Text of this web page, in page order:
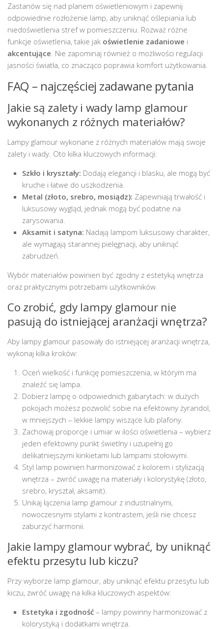
Zastanów się nad planem oświetleniowym i zapewnij
odpowiednie rozłożenie lamp, aby uniknąć oślepiania lub
niedoświetlenia stref w pomieszczeniu. Rozważ różne
funkcje oświetlenia, takie jak oświetlenie zadaniowe i
akcentujące . Nie zapominaj również o możliwości regulacji
jasności światła, co znacząco poprawia komfort użytkowania.
FAQ – najczęściej zadawane pytania
Jakie są zalety i wady lamp glamour
wykonanych z różnych materiałów?
Lampy glamour wykonane z różnych materiałów mają swoje
zalety i wady. Oto kilka kluczowych informacji:
Szkło i kryształy: Dodają elegancji i blasku, ale mogą być
kruche i łatwe do uszkodzenia.
Metal (złoto, srebro, mosiądz): Zapewniają trwałość i
luksusowy wygląd, jednak mogą być podatne na
zarysowania.
Aksamit i satyna: Nadają lampom luksusowy charakter,
ale wymagają starannej pielęgnacji, aby uniknąć
zabrudzeń.
Wybór materiałów powinien być zgodny z estetyką wnętrza
oraz praktycznymi potrzebami użytkowników.
Co zrobić, gdy lampy glamour nie
pasują do istniejącej aranżacji wnętrza?
Aby lampy glamour pasowały do istniejącej aranżacji wnętrza,
wykonaj kilka kroków:
Oceń wielkość i funkcję pomieszczenia, w którym ma
znaleźć się lampa.
Dobierz lampę o odpowiednich gabarytach: w dużych
pokojach możesz pozwolić sobie na efektowny żyrandol,
w mniejszych – lekkie lampy wiszące lub plafony.
Zachowaj proporcje i umiar w ilości oświetlenia – wybierz
jeden efektowny punkt świetlny i uzupełnij go
delikatniejszymi kinkietami lub lampami stołowymi.
Styl lamp powinien harmonizować z kolorem i stylizacją
wnętrza – zwróć uwagę na materiały i kolorystykę (złoto,
srebro, kryształ, aksamit).
Unikaj łączenia lamp glamour z industrialnymi,
nowoczesnymi stylami z kontrastem, jeśli nie chcesz
zaburzyć harmonii.
Jakie lampy glamour wybrać, by uniknąć
efektu przesytu lub kiczu?
Przy wyborze lamp glamour, aby uniknąć efektu przesytu lub
kiczu, zwróć uwagę na kilka kluczowych aspektów:
Estetyka i zgodność – lampy powinny harmonizować z
kolorystyką i dodatkami wnętrza.